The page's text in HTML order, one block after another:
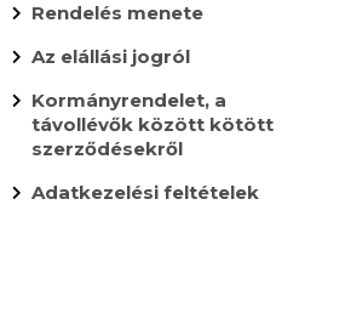
Rendelés menete
Az elállási jogról
Kormányrendelet, a
távollévők között kötött
szerződésekről
Adatkezelési feltételek